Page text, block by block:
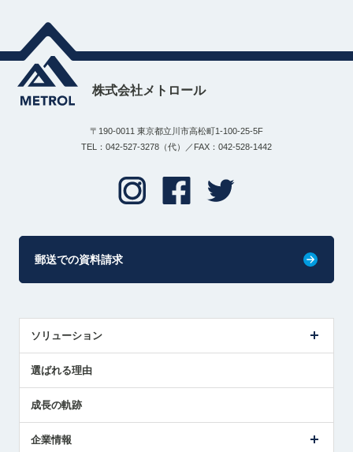
株式会社メトロール
〒190-0011 東京都立川市高松町1-100-25-5F
TEL：042-527-3278（代）／FAX：042-528-1442
郵送での資料請求
ソリューション
解決策提案
選ばれる理由
成長の軌跡
企業情報